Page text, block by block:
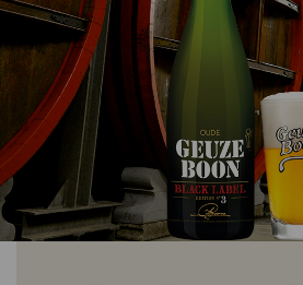
UTVALDA ÖL
UTVALDA CIDER
UTVALDA
OM ÖLKOLLEN
KONTAKTA OSS